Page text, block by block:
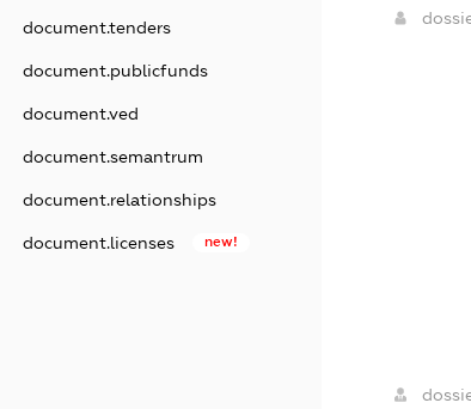
document.tenders
document.publicfunds
document.ved
document.semantrum
document.relationships
document.licenses new!